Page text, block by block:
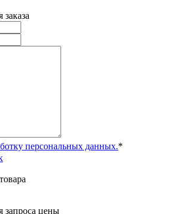
персональных данных.*
запроса цены